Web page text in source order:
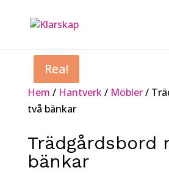
Hem / Hantverk/ Möbler/
två bänkar
Trädgårdsbord
bänkar
Rea!